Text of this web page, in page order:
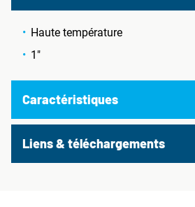
Haute température
1"
Caractéristiques
Liens & téléchargements